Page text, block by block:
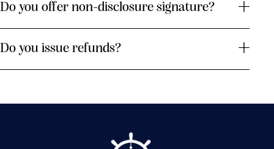
Do you offer non-disclosure signature?
Do you issue refunds?